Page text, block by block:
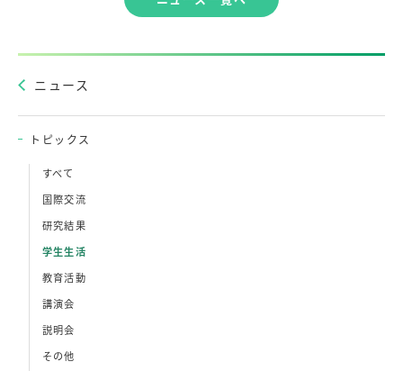
ニュース
トピックス
すべて
国際交流
研究結果
学生生活
教育活動
講演会
説明会
その他